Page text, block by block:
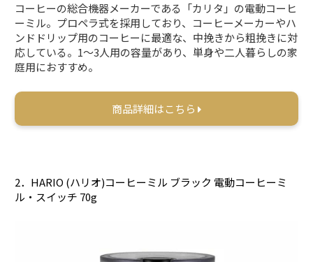
コーヒーの総合機器メーカーである「カリタ」の電動コーヒ
ーミル。プロペラ式を採用しており、コーヒーメーカーやハ
ンドドリップ用のコーヒーに最適な、中挽きから粗挽きに対
応している。1～3人用の容量があり、単身や二人暮らしの家
庭用におすすめ。
商品詳細はこちら
2．HARIO (ハリオ)コーヒーミル ブラック 電動コーヒーミ
ル・スイッチ 70g